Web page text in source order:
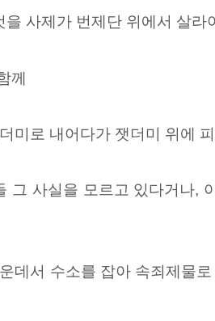
사제가 번제단 위에서 살라
께
미로 내어다가 잿더미 위에
그 사실을 모르고 있다거나,
데서 수소를 잡아 속죄제물